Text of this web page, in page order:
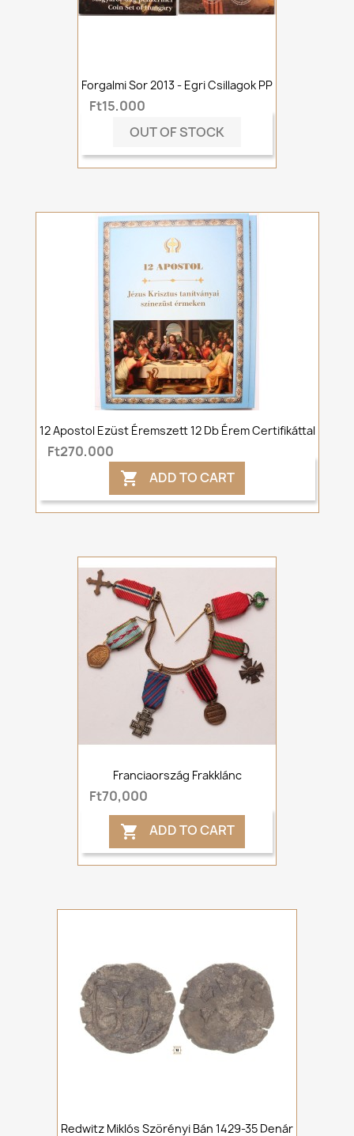
Forgalmi Sor 2013 - Egri Csillagok PP
Ft15,000
OUT OF STOCK
12 Apostol Ezüst Éremszett 12 Db Érem Certifikáttal
Ft270,000
 ADD TO CART
Franciaország Frakklánc
Ft70,000
 ADD TO CART
Redwitz Miklós Szörényi Bán 1429-35 Denár